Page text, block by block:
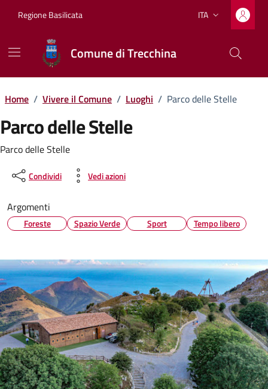
Regione Basilicata Lingua attiva:
ITA
Comune di Trecchina
Home / Vivere il Comune / Luoghi / Parco delle Stelle
Parco delle Stelle
Dettagli del luogo
Parco delle Stelle
Condividi Vedi azioni
Argomenti
Foreste Spazio Verde Sport Tempo libero